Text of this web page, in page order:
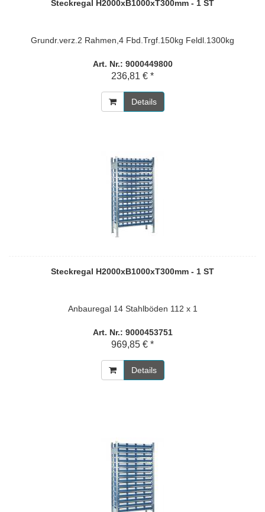
Steckregal H2000xB1000xT300mm - 1 ST
Grundr.verz.2 Rahmen,4 Fbd.Trgf.150kg Feldl.1300kg
Art. Nr.: 9000449800
236,81 € *
Details
Steckregal H2000xB1000xT300mm - 1 ST
Anbauregal 14 Stahlböden 112 x 1
Art. Nr.: 9000453751
969,85 € *
Details